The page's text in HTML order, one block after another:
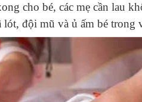
cho bé, các mẹ cần lau
đội mũ và ủ ấm bé trong